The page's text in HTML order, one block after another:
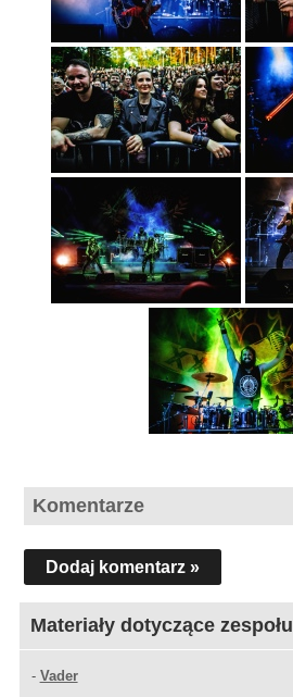
Komentarze
Dodaj komentarz »
Materiały dotyczące zespołu
- Vader